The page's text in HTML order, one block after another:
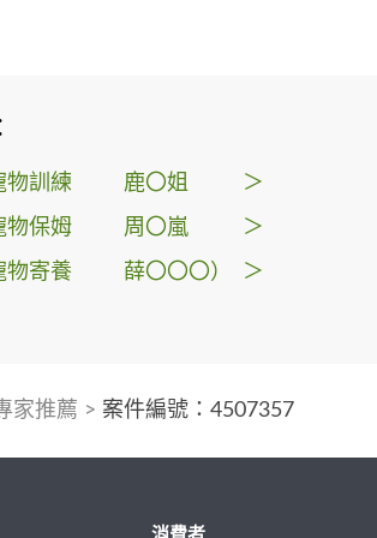
物訓練 鹿〇姐 ＞
物保姆 周〇嵐 ＞
物寄養 薛〇〇〇） ＞
家推薦 > 案件編號：4507357